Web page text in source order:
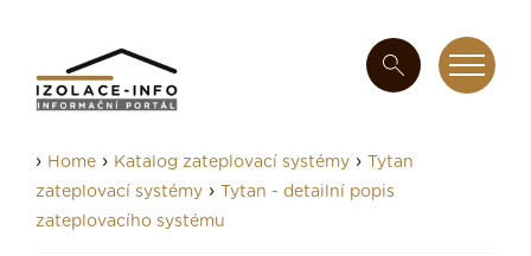
› Home › Katalog zateplovací systémy ›
Tytan
zateplovací systémy ›
Tytan - detailní popis
zateplovacího systému